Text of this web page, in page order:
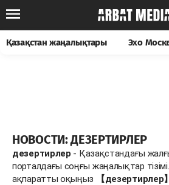
Қазақстан жаңалықтары Эхо
НОВОСТИ: ДЕЗЕРТИРЛЕР
дезертирлер - Қазақстандағы
порталдағы соңғы жаңалықтар
ақпаратты оқыңыз
【дезертирлер】